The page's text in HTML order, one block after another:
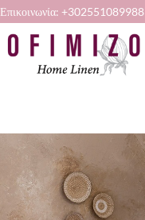
Επικοινωνία: +302551089988